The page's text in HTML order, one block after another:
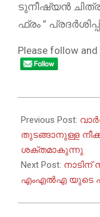
ടുനീഷ്യൻ
ഫ്രം ”
Please follow and
05-
26
Previous Post:
തുടങ്ങാനുള്ള
ശക്തമാകുന്നു
Next Post: നാടിന്
എംഎൽഎ യുടെ